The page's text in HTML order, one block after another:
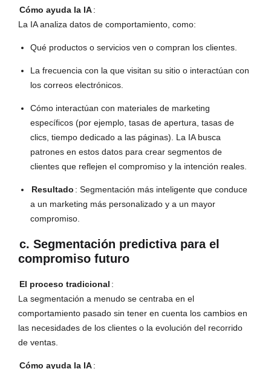
Cómo ayuda la IA:
La IA analiza datos de comportamiento, como:
Qué productos o servicios ven o compran los clientes.
La frecuencia con la que visitan su sitio o interactúan con
los correos electrónicos.
Cómo interactúan con materiales de marketing
específicos (por ejemplo, tasas de apertura, tasas de
clics, tiempo dedicado a las páginas). La IA busca
patrones en estos datos para crear segmentos de
clientes que reflejen el compromiso y la intención reales.
Resultado : Segmentación más inteligente que conduce
a un marketing más personalizado y a un mayor
compromiso.
c. Segmentación predictiva para el
compromiso futuro
El proceso tradicional :
La segmentación a menudo se centraba en el
comportamiento pasado sin tener en cuenta los cambios en
las necesidades de los clientes o la evolución del recorrido
de ventas.
Cómo ayuda la IA: